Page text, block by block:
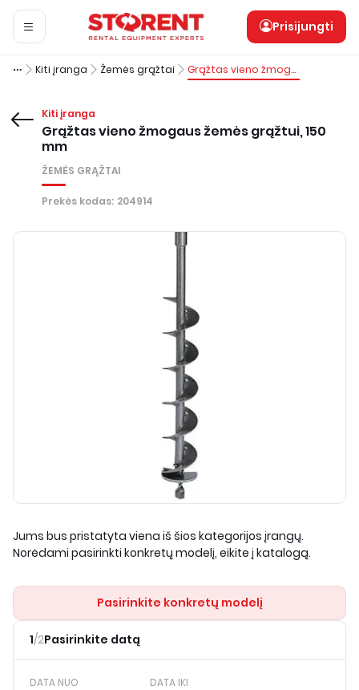
Prisijungti
Kiti įranga Žemės grąžtai Grąžtas vieno žmogaus žemės grąžtui, 150 mm
Kiti įranga
Grąžtas vieno žmogaus žemės grąžtui, 150
mm
ŽEMĖS GRĄŽTAI
Prekės kodas: 204914
Jums bus pristatyta viena iš šios kategorijos įrangų.
Norėdami pasirinkti konkretų modelį, eikite į katalogą.
Pasirinkite konkretų modelį
1/2Pasirinkite datą
DATA NUO DATA IKI